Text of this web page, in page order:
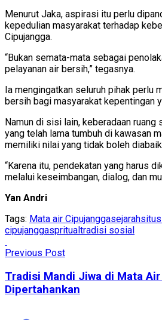
Menurut Jaka, aspirasi itu perlu
kepedulian masyarakat terhadap
Cipujangga.
“Bukan semata-mata sebagai
pelayanan air bersih,” tegasnya.
Ia mengingatkan seluruh pihak perlu
bersih bagi masyarakat kepentingan
Namun di sisi lain, keberadaan ruang
yang telah lama tumbuh di kawasan
memiliki nilai yang tidak boleh
“Karena itu, pendekatan yang harus
melalui keseimbangan, dialog, dan
Yan Andri
Tags: Mata air Cipujanggasejarah
cipujanggaspritual tradisi sosial
Previous Post
Tradisi Mandi Jiwa di Mata
Dipertahankan